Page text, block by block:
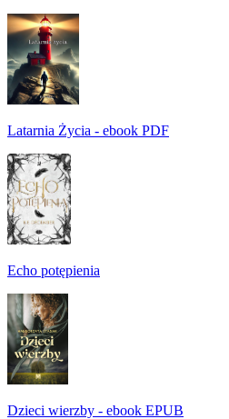
Latarnia Życia - ebook PDF
Echo potępienia
Dzieci wierzby - ebook EPUB